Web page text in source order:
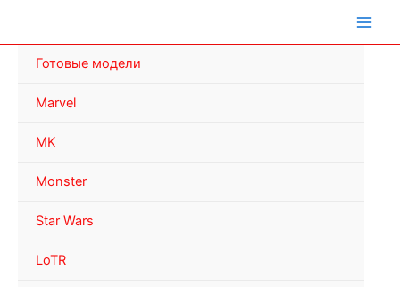
Готовые модели
Marvel
MK
Monster
Star Wars
LoTR